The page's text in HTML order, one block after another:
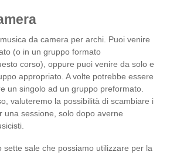
da camera per archi. Puoi venire
(o in un gruppo formato
corso), oppure puoi venire da solo e
appropriato. A volte potrebbe essere
un singolo ad un gruppo preformato.
valuteremo la possibilità di scambiare i
una sessione, solo dopo averne
sette sale che possiamo utilizzare per la